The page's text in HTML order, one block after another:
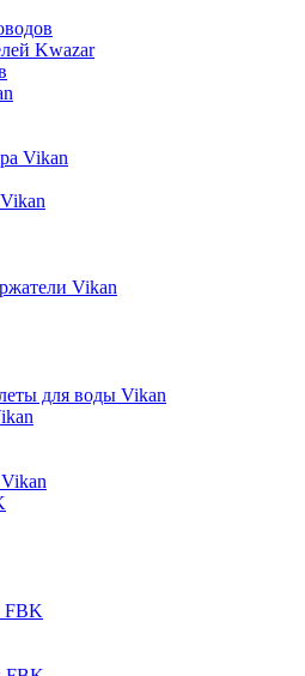
Kwazar
Vikan
Vikan
для воды Vikan
FBK